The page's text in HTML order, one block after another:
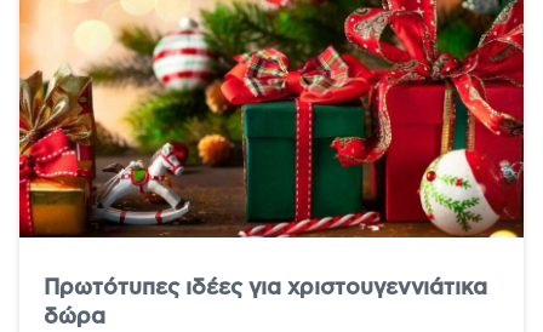
Πρωτότυπες ιδέες για χριστουγεννιάτικα
δώρα